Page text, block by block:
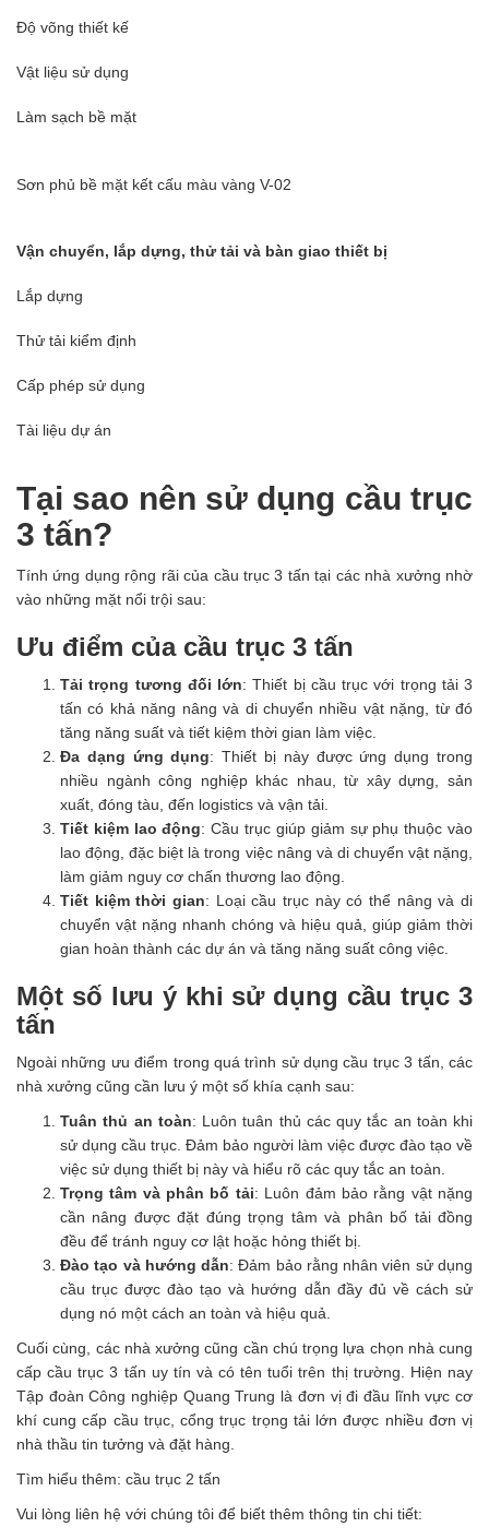
Độ võng thiết kế
Vật liệu sử dụng
Làm sạch bề mặt
Sơn phủ bề mặt kết cấu màu vàng V-02
Vận chuyển, lắp dựng, thử tải và bàn giao thiết bị
Lắp dựng
Thử tải kiểm định
Cấp phép sử dụng
Tài liệu dự án
Tại sao nên sử dụng cầu trục
3 tấn?
Tính ứng dụng rộng rãi của cầu trục 3 tấn tại các nhà xưởng nhờ
vào những mặt nổi trội sau:
Ưu điểm của cầu trục 3 tấn
Tải trọng tương đối lớn: Thiết bị cầu trục với trọng tải 3
tấn có khả năng nâng và di chuyển nhiều vật nặng, từ đó
tăng năng suất và tiết kiệm thời gian làm việc.
Đa dạng ứng dụng: Thiết bị này được ứng dụng trong
nhiều ngành công nghiệp khác nhau, từ xây dựng, sản
xuất, đóng tàu, đến logistics và vận tải.
Tiết kiệm lao động: Cầu trục giúp giảm sự phụ thuộc vào
lao động, đặc biệt là trong việc nâng và di chuyển vật nặng,
làm giảm nguy cơ chấn thương lao động.
Tiết kiệm thời gian: Loại cầu trục này có thể nâng và di
chuyển vật nặng nhanh chóng và hiệu quả, giúp giảm thời
gian hoàn thành các dự án và tăng năng suất công việc.
Một số lưu ý khi sử dụng cầu trục 3
tấn
Ngoài những ưu điểm trong quá trình sử dụng cầu trục 3 tấn, các
nhà xưởng cũng cần lưu ý một số khía cạnh sau:
Tuân thủ an toàn: Luôn tuân thủ các quy tắc an toàn khi
sử dụng cầu trục. Đảm bảo người làm việc được đào tạo về
việc sử dụng thiết bị này và hiểu rõ các quy tắc an toàn.
Trọng tâm và phân bố tải: Luôn đảm bảo rằng vật nặng
cần nâng được đặt đúng trọng tâm và phân bố tải đồng
đều để tránh nguy cơ lật hoặc hỏng thiết bị.
Đào tạo và hướng dẫn: Đảm bảo rằng nhân viên sử dụng
cầu trục được đào tạo và hướng dẫn đầy đủ về cách sử
dụng nó một cách an toàn và hiệu quả.
Cuối cùng, các nhà xưởng cũng cần chú trọng lựa chọn nhà cung
cấp cầu trục 3 tấn uy tín và có tên tuổi trên thị trường. Hiện nay
Tập đoàn Công nghiệp Quang Trung là đơn vị đi đầu lĩnh vực cơ
khí cung cấp cầu trục, cổng trục trọng tải lớn được nhiều đơn vị
nhà thầu tin tưởng và đặt hàng.
Tìm hiểu thêm: cầu trục 2 tấn
Vui lòng liên hệ với chúng tôi để biết thêm thông tin chi tiết: